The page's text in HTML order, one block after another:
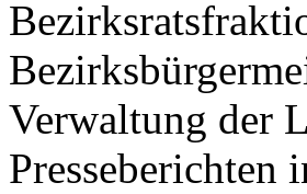
Verwaltung der
Presseberichten